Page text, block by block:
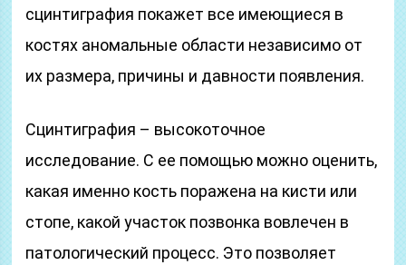
сцинтиграфия покажет все имеющиеся в
костях аномальные области независимо от
их размера, причины и давности появления.
Сцинтиграфия – высокоточное
исследование. С ее помощью можно оценить,
какая именно кость поражена на кисти или
стопе, какой участок позвонка вовлечен в
патологический процесс. Это позволяет